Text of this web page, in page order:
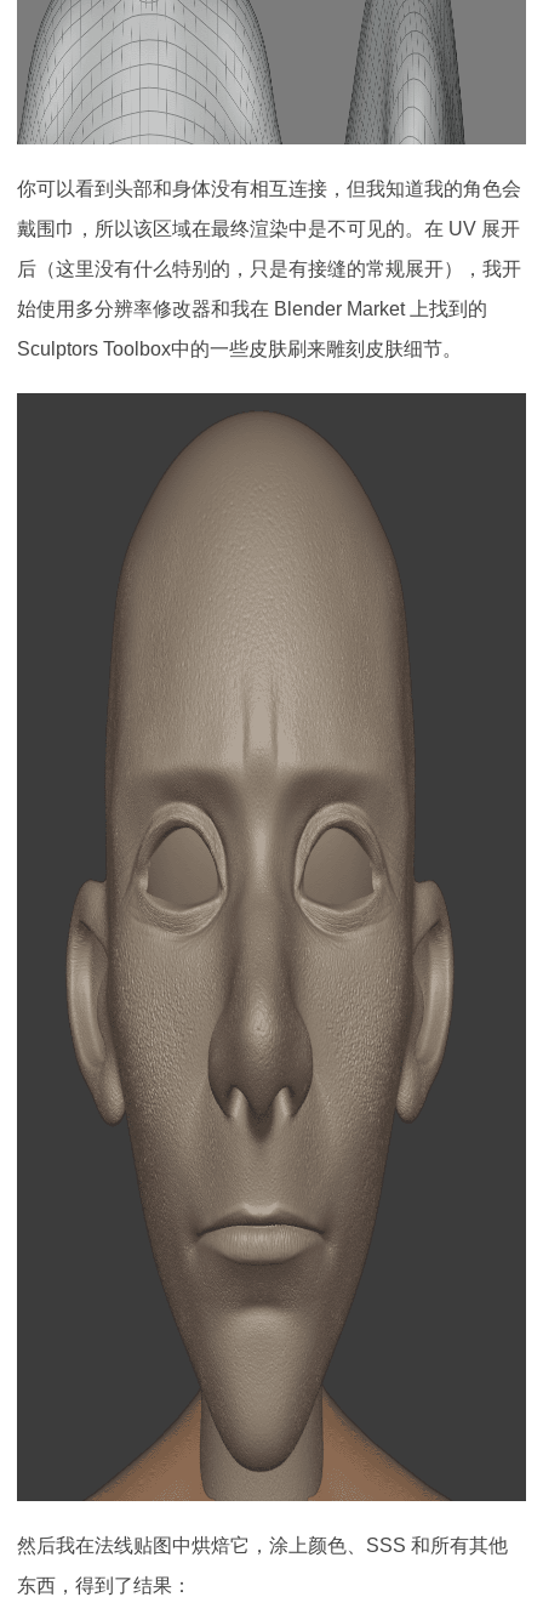
你可以看到头部和身体没有相互连接，但我知道我的角色会
戴围巾，所以该区域在最终渲染中是不可见的。在 UV 展开
后（这里没有什么特别的，只是有接缝的常规展开），我开
始使用多分辨率修改器和我在 Blender Market 上找到的
Sculptors Toolbox中的一些皮肤刷来雕刻皮肤细节。
然后我在法线贴图中烘焙它，涂上颜色、SSS 和所有其他
东西，得到了结果：